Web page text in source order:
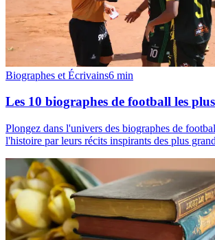
Biographes et Écrivains6 min
Les 10 biographes de football les
Plongez dans l'univers des biographes de
l'histoire par leurs récits inspirants des plus